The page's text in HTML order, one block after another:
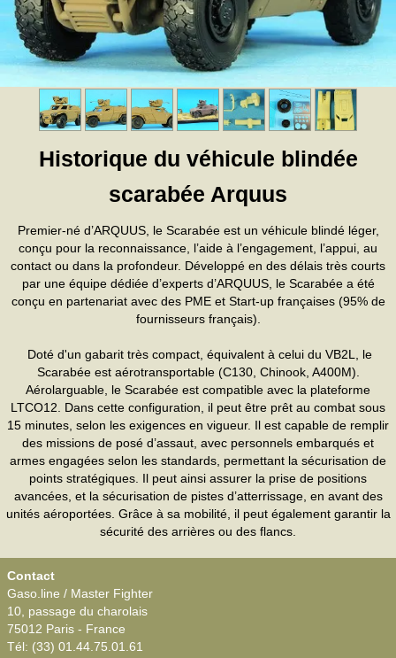
Historique du véhicule blindée
scarabée Arquus
Premier-né d’ARQUUS, le Scarabée est un véhicule blindé léger,
conçu pour la reconnaissance, l’aide à l’engagement, l’appui, au
contact ou dans la profondeur. Développé en des délais très courts
par une équipe dédiée d’experts d’ARQUUS, le Scarabée a été
conçu en partenariat avec des PME et Start-up françaises (95% de
fournisseurs français).
Doté d'un gabarit très compact, équivalent à celui du VB2L, le
Scarabée est aérotransportable (C130, Chinook, A400M).
Aérolarguable, le Scarabée est compatible avec la plateforme
LTCO12. Dans cette configuration, il peut être prêt au combat sous
15 minutes, selon les exigences en vigueur. Il est capable de remplir
des missions de posé d’assaut, avec personnels embarqués et
armes engagées selon les standards, permettant la sécurisation de
points stratégiques. Il peut ainsi assurer la prise de positions
avancées, et la sécurisation de pistes d’atterrissage, en avant des
unités aéroportées. Grâce à sa mobilité, il peut également garantir la
sécurité des arrières ou des flancs.
Contact
Gaso.line / Master Fighter
10, passage du charolais
75012 Paris - France
Tél: (33) 01.44.75.01.61